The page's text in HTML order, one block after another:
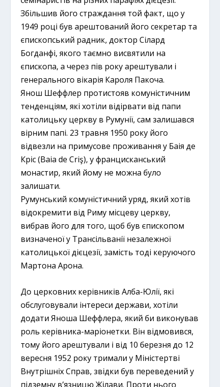
Збільшив його страждання той факт, що у
1949 році був арештований його секретар та
єпископський радник, доктор Сілард
Богданфі, якого таємно висвятили на
єпископа, а через пів року арештували і
генерального вікарія Кароля Пакоча.
Янош Шеффлер протистояв комуністичним
тенденціям, які хотіли відірвати від папи
католицьку церкву в Румунії, сам залишався
вірним папі. 23 травня 1950 року його
відвезли на примусове проживання у Баія де
Кріс (Baia de Criş), у францисканський
монастир, який йому не можна було
залишати.
Румунський комуністичний уряд, який хотів
відокремити від Риму місцеву церкву,
вибрав його для того, щоб був єпископом
визначеної у Трансільванії незалежної
католицької дієцезії, замість тоді керуючого
Мартона Арона.
До церковних керівників Алба-Юлії, які
обслуговували інтереси держави, хотіли
додати Яноша Шеффлера, який би виконував
роль керівника-маріонетки. Він відмовився,
тому його арештували і від 10 березня до 12
вересня 1952 року тримали у Міністертві
Внутрішніх Справ, звідки був переведений у
підземну в’язницю Жілави. Проти нього